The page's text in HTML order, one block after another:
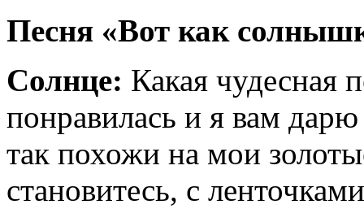
Песня «Вот как
Солнце: Какая чудесная
понравилась и я вам
так похожи на мои
становитесь, с